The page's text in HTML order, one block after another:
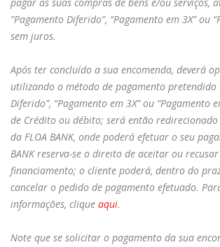
”Pagamento Diferido”, “Pagamento em 3X” ou
sem juros.
Após ter concluído a sua encomenda, deverá
utilizando o método de pagamento pretendido
Diferido”, “Pagamento em 3X” ou “Pagamento
de Crédito ou débito; será então
da FLOA BANK, onde poderá efetuar o seu
BANK reserva-se o direito de aceitar ou
financiamento; o cliente poderá, dentro do
cancelar o pedido de pagamento efetuado.
informações, clique aqui.
Note que se solicitar o pagamento da sua